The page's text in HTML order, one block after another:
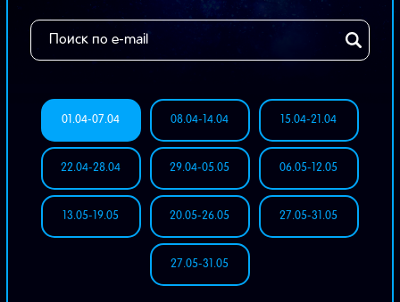
01.04-07.04 08.04-14.04 15.04-21.04
22.04-28.04 29.04-05.05 06.05-12.05
13.05-19.05 20.05-26.05 27.05-31.05
27.05-31.05